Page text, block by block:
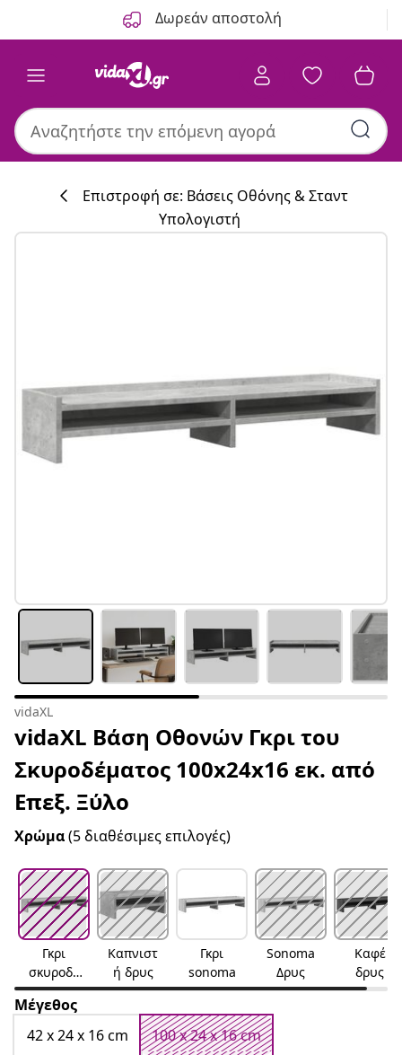
Δωρεάν αποστολή
Επιστροφή σε: Βάσεις Οθόνης & Σταντ
Yπολογιστή
vidaXL
vidaXL Βάση Οθονών Γκρι του
Σκυροδέματος 100x24x16 εκ. από
Επεξ. Ξύλο
Χρώμα(5 διαθέσιμες επιλογές)
Γκρι
σκυροδέ
ματος
Καπνιστ
ή δρυς
Γκρι
sonoma
Sonoma
Δρυς
Καφέ
δρυς
Μέγεθος
42 x 24 x 16 cm
100 x 24 x 16 cm